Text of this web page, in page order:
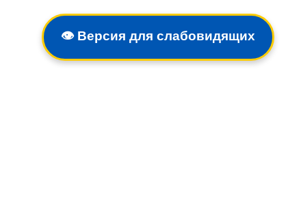
👁️ Версия для слабовидящих